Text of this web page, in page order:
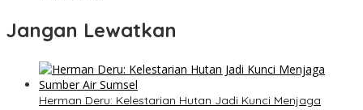
Jangan Lewatkan
Herman Deru: Kelestarian Hutan Jadi Kunci Menjaga